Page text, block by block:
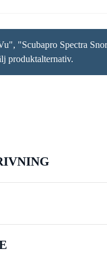
"Scubapro Spectra
produktalternativ.